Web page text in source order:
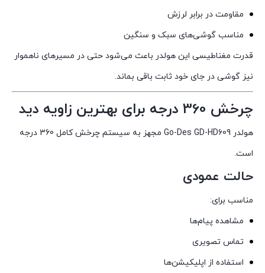
مقاومت در برابر لرزش
مناسب گوشی‌های سبک و سنگین
قدرت مغناطیسی این هولدر باعث می‌شود حتی در مسیرهای ناهموار
نیز گوشی در جای خود ثابت باقی بماند.
چرخش 360 درجه برای بهترین زاویه دید
هولدر Go-Des GD-HD609 مجهز به سیستم چرخش کامل 360 درجه
است.
حالت عمودی
مناسب برای:
مشاهده پیام‌ها
تماس تصویری
استفاده از اپلیکیشن‌ها